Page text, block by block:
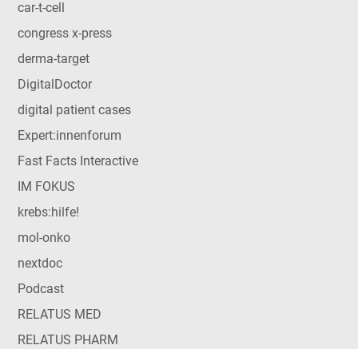
car-t-cell
congress x-press
derma-target
DigitalDoctor
digital patient cases
Expert:innenforum
Fast Facts Interactive
IM FOKUS
krebs:hilfe!
mol-onko
nextdoc
Podcast
RELATUS MED
RELATUS PHARM